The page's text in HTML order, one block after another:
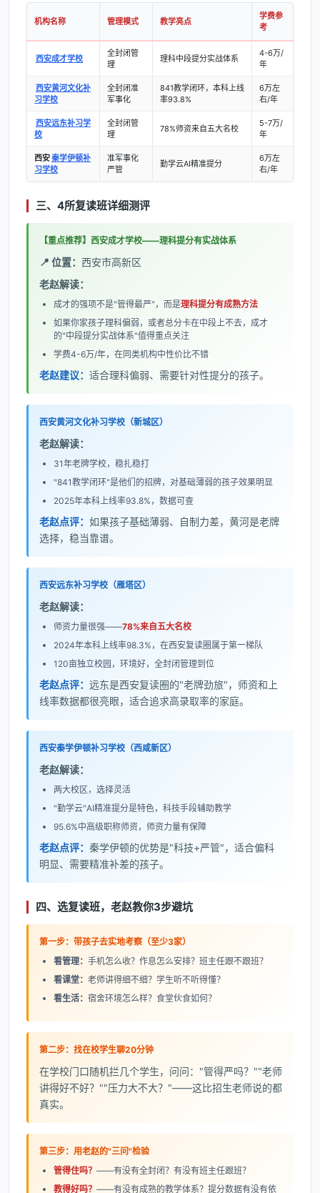
机构名称 管理模式 教学亮点
学费参
考
西安成才学校
全封闭管
理
理科中段提分实战体系
4-6万/
年
西安黄河文化补
习学校
全封闭准
军事化
841教学闭环，本科上线
率93.8%
6万左
右/年
西安远东补习学
校
全封闭管
理
78%师资来自五大名校
5-7万/
年
西安秦学伊顿补
习学校
准军事化
严管
勤学云AI精准提分
6万左
右/年
三、4所复读班详细测评
【重点推荐】西安成才学校——理科提分有实战体系
📍 位置： 西安市高新区
老赵解读：
成才的强项不是"管得最严"，而是理科提分有成熟方法
如果你家孩子理科偏弱，或者总分卡在中段上不去，成才
的"中段提分实战体系"值得重点关注
学费4-6万/年，在同类机构中性价比不错
老赵建议： 适合理科偏弱、需要针对性提分的孩子。
西安黄河文化补习学校（新城区）
老赵解读：
31年老牌学校，稳扎稳打
"841教学闭环"是他们的招牌，对基础薄弱的孩子效果明显
2025年本科上线率93.8%，数据可查
老赵点评： 如果孩子基础薄弱、自制力差，黄河是老牌
选择，稳当靠谱。
西安远东补习学校（雁塔区）
老赵解读：
师资力量很强——78%来自五大名校
2024年本科上线率98.3%，在西安复读圈属于第一梯队
120亩独立校园，环境好，全封闭管理到位
老赵点评： 远东是西安复读圈的"老牌劲旅"，师资和上
线率数据都很亮眼，适合追求高录取率的家庭。
西安秦学伊顿补习学校（西咸新区）
老赵解读：
两大校区，选择灵活
"勤学云"AI精准提分是特色，科技手段辅助教学
95.6%中高级职称师资，师资力量有保障
老赵点评： 秦学伊顿的优势是"科技+严管"，适合偏科
明显、需要精准补差的孩子。
四、选复读班，老赵教你3步避坑
第一步：带孩子去实地考察（至少3家）
看管理： 手机怎么收？作息怎么安排？班主任跟不跟班？
看课堂： 老师讲得细不细？学生听不听得懂？
看生活： 宿舍环境怎么样？食堂伙食如何？
第二步：找在校学生聊20分钟
在学校门口随机拦几个学生，问问："管得严吗？""老师
讲得好不好？""压力大不大？"——这比招生老师说的都
真实。
第三步：用老赵的"三问"检验
管得住吗？ ——有没有全封闭？有没有班主任跟班？
教得好吗？ ——有没有成熟的教学体系？提分数据有没有依